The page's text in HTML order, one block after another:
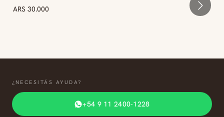
ARS 30.000
¿NECESITÁS AYUDA?
+54 9 11 2400-1228